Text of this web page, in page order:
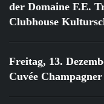
der Domaine F.E.
Clubhouse
Freitag, 13.
Cuvée